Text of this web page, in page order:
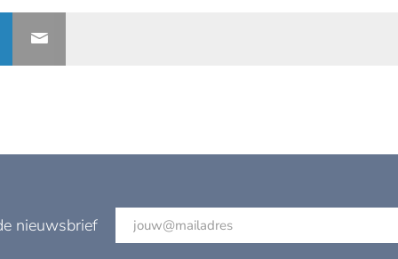
nieuwsbrief